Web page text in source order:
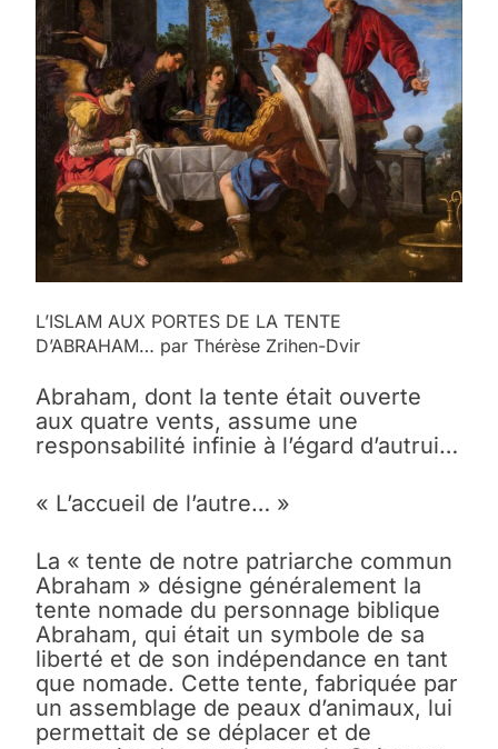
L’ISLAM AUX PORTES DE LA TENTE
D’ABRAHAM… par Thérèse Zrihen-Dvir
Abraham, dont la tente était ouverte
aux quatre vents, assume une
responsabilité infinie à l’égard d’autrui…
« L’accueil de l’autre… »
La « tente de notre patriarche commun
Abraham » désigne généralement la
tente nomade du personnage biblique
Abraham, qui était un symbole de sa
liberté et de son indépendance en tant
que nomade. Cette tente, fabriquée par
un assemblage de peaux d’animaux, lui
permettait de se déplacer et de